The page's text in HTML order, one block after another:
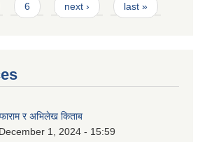
6 next › last »
र अभिलेख किताब
1, 2024 - 15:59